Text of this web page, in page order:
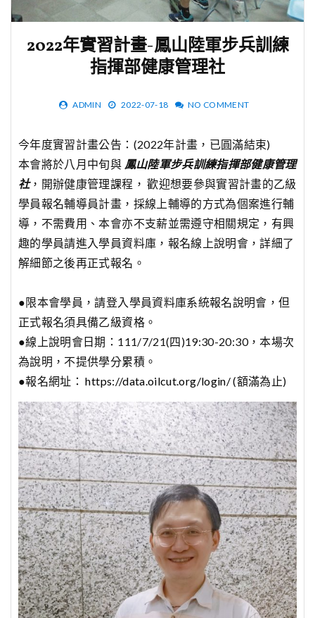
2022年實習計畫-鳳山陸軍步兵訓練
指揮部健康管理社
ADMIN 2022-07-18 NO COMMENT
今年度實習計畫公告：(2022年計畫，已圓滿結束)
本會將於八月中旬與 鳳山陸軍步兵訓練指揮部健康管理
社，開辦健康管理課程， 歡迎想要參與實習計畫的乙級
學員報名輔導員計畫，採線上輔導的方式為個案進行輔
導，不需費用、本會亦不支薪並需遵守相關規定，有興
趣的學員請進入學員資料庫，報名線上說明會，詳細了
解細節之後再正式報名。
●限本會學員，請登入學員資料庫系統報名說明會，但
正式報名須具備乙級資格。
●線上說明會日期：111/7/21(四)19:30-20:30，本場次
為說明，不提供學分累積。
●報名網址：https://data.oilcut.org/login/(額滿為止)